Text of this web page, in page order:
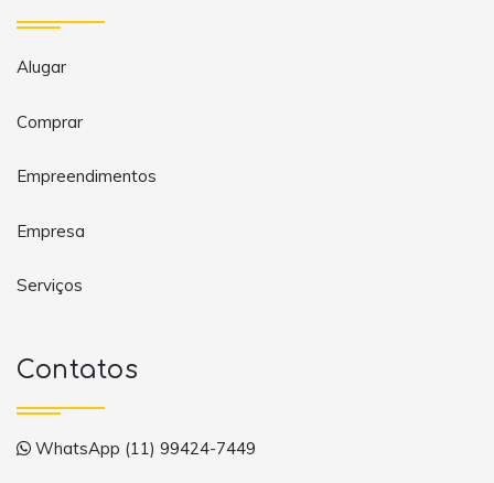
Alugar
Comprar
Empreendimentos
Empresa
Serviços
Contatos
WhatsApp (11) 99424-7449